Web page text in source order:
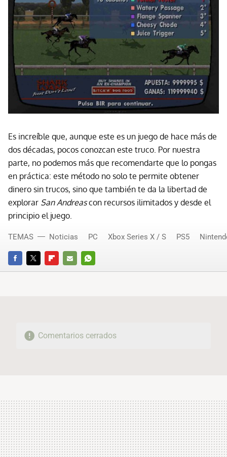
Es increíble que, aunque este es un juego de hace más de
dos décadas, pocos conozcan este truco. Por nuestra
parte, no podemos más que recomendarte que lo pongas
en práctica: este método no solo te permite obtener
dinero sin trucos, sino que también te da la libertad de
explorar San Andreascon recursos ilimitados y desde el
principio el juego.
FACEBOOKTWITTERFLIPBOARD
E-
WHATSAPP
TEMAS Noticias PC Xbox Series X / S PS5
Comentarios cerrados